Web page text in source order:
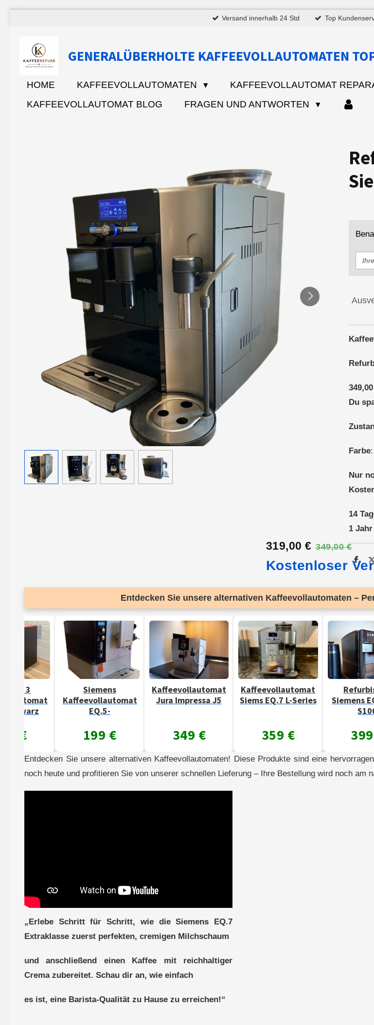
Zum
Versand innerhalb 24 Std Top
GENERALÜBERHOLTE KAFFEEVOLLAUTOMATEN
HOME KAFFEEVOLLAUTOMATEN KAFFEEVOLLAUTOMAT
KAFFEEVOLLAUTOMAT BLOG
FRAGEN UND ANTWORTEN
319,00 € 349,00 €
Kostenloser
Du
Farbe
Nur
14
1
T
e
e
n
T
e
e
n
Entdecken Sie unsere alternativen Kaffeevollautomaten –
Siemens
Kaffeevollautomat
199 €
Kaffeevollautomat
Jura Impressa J5
349 €
Kaffeevollautomat
Siems EQ.7 L-Series
359 €
Refurbished
Siemens EQ.6
399 €
Entdecken Sie unsere alternativen Kaffeevollautomaten! Diese Produkte sind eine
noch heute und profitieren Sie von unserer schnellen Lieferung – Ihre Bestellung wird noch am
„Erlebe Schritt für Schritt, wie die Siemens EQ.7
Extraklasse zuerst perfekten, cremigen Milchschaum
und anschließend einen Kaffee mit reichhaltiger
Crema zubereitet. Schau dir an, wie einfach
es ist, eine Barista-Qualität zu Hause zu erreichen!“